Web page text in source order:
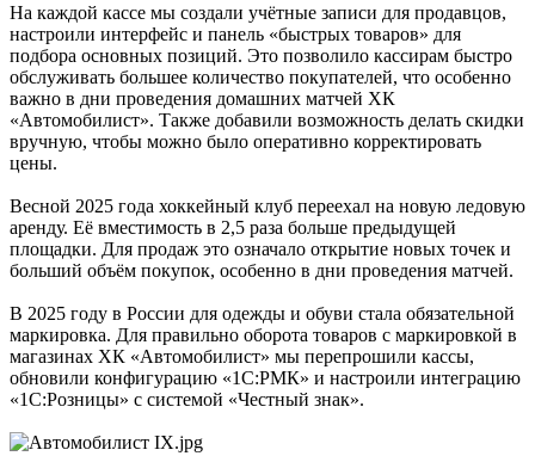
На каждой кассе мы создали учётные записи для продавцов,
настроили интерфейс и панель «быстрых товаров» для
подбора основных позиций. Это позволило кассирам быстро
обслуживать большее количество покупателей, что особенно
важно в дни проведения домашних матчей ХК
«Автомобилист». Также добавили возможность делать скидки
вручную, чтобы можно было оперативно корректировать
цены.
Весной 2025 года хоккейный клуб переехал на новую ледовую
аренду. Её вместимость в 2,5 раза больше предыдущей
площадки. Для продаж это означало открытие новых точек и
больший объём покупок, особенно в дни проведения матчей.
В 2025 году в России для одежды и обуви стала обязательной
маркировка. Для правильно оборота товаров с маркировкой в
магазинах ХК «Автомобилист» мы перепрошили кассы,
обновили конфигурацию «1С:РМК» и настроили интеграцию
«1С:Розницы» с системой «Честный знак».